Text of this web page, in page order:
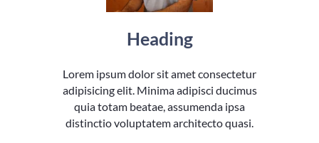
Heading
Lorem ipsum dolor sit amet consectetur
adipisicing elit. Minima adipisci ducimus
quia totam beatae, assumenda ipsa
distinctio voluptatem architecto quasi.